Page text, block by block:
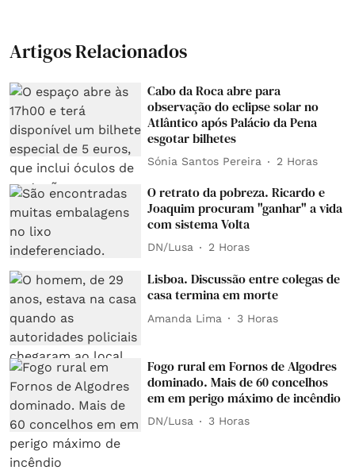
Artigos Relacionados
Cabo da Roca abre para
observação do eclipse solar no
Atlântico após Palácio da Pena
esgotar bilhetes
Sónia Santos Pereira 2 Horas
O retrato da pobreza. Ricardo e
Joaquim procuram "ganhar" a vida
com sistema Volta
DN/Lusa 2 Horas
Lisboa. Discussão entre colegas de
casa termina em morte
Amanda Lima 3 Horas
Fogo rural em Fornos de Algodres
dominado. Mais de 60 concelhos
em em perigo máximo de incêndio
DN/Lusa 3 Horas